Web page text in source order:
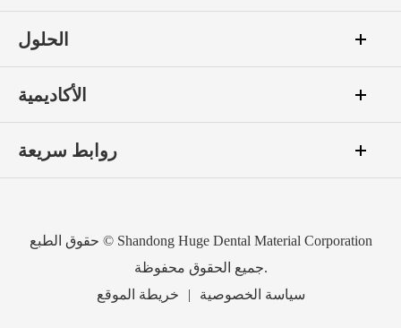
الحلول
الأكاديمية
روابط سريعة
حقوق الطبع © Shandong Huge Dental Material Corporation
جميع الحقوق محفوظة.
خريطة الموقع
سياسة الخصوصية